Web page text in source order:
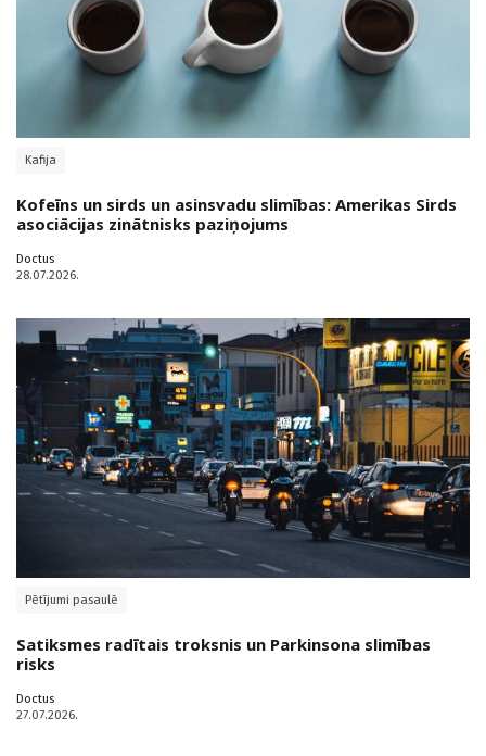
Kafija
Kofeīns un sirds un asinsvadu slimības: Amerikas Sirds
asociācijas zinātnisks paziņojums
Doctus
28.07.2026.
Pētījumi pasaulē
Satiksmes radītais troksnis un Parkinsona slimības
risks
Doctus
27.07.2026.